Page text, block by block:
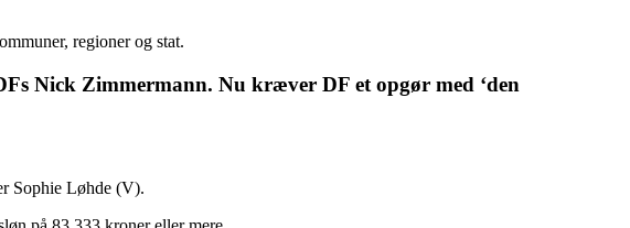
regioner og stat.
Nick Zimmermann. Nu kræver DF et opgør med ‘den
Sophie Løhde (V).